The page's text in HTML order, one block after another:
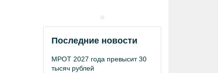
Последние новости
МРОТ 2027 года превысит 30
тысяч рублей